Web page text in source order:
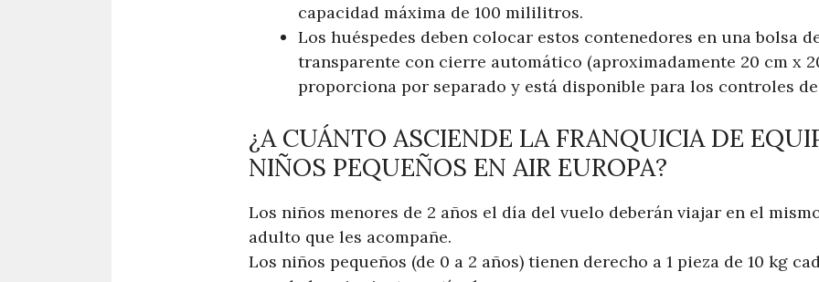
capacidad máxima de 100 mililitros.
Los huéspedes deben colocar estos contenedores en una bolsa
transparente con cierre automático (aproximadamente 20 cm x
proporciona por separado y está disponible para los controles
¿A CUÁNTO ASCIENDE LA FRANQUICIA DE
NIÑOS PEQUEÑOS EN AIR EUROPA?
Los niños menores de 2 años el día del vuelo deberán viajar en el
adulto que les acompañe.
Los niños pequeños (de 0 a 2 años) tienen derecho a 1 pieza de 10 kg